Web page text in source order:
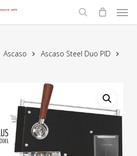
search
Ascaso
Ascaso Steel Duo PID